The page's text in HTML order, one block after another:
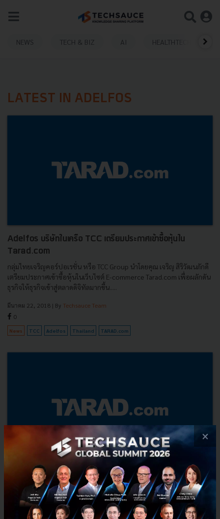
NEWS TECH & BIZ AI HEALTHTECH
LATEST IN ADELFOS
Adelfos บริษัทในเครือ TCC เตรียมประกาศเข้าซื้อหุ้นใน
Tarad.com
กลุ่มไทยเจริญคอร์ปอเรชั่น หรือ TCC Group นำโดยคุณ เจริญ สิริวัฒนภักดี
เตรียมประกาศเข้าซื้อหุ้นในเว็บไซต์ E-commerce Tarad.com เพื่อผลักดัน
ธุรกิจให้ธุรกิจเข้าสู่ตลาดดิจิทัลมากขึ้น.....
มีนาคม 22, 2018 | By Techsauce Team
0
News TCC Adelfos Thailand TARAD.com
Adelfos, a subsidary of TCC Group prepares to buy
a stake in Tarad.com
TCC Group, a holding company of beverage tycoon Charoen
Sirivadhanabhakdi, plans to enter the digital business market by
×